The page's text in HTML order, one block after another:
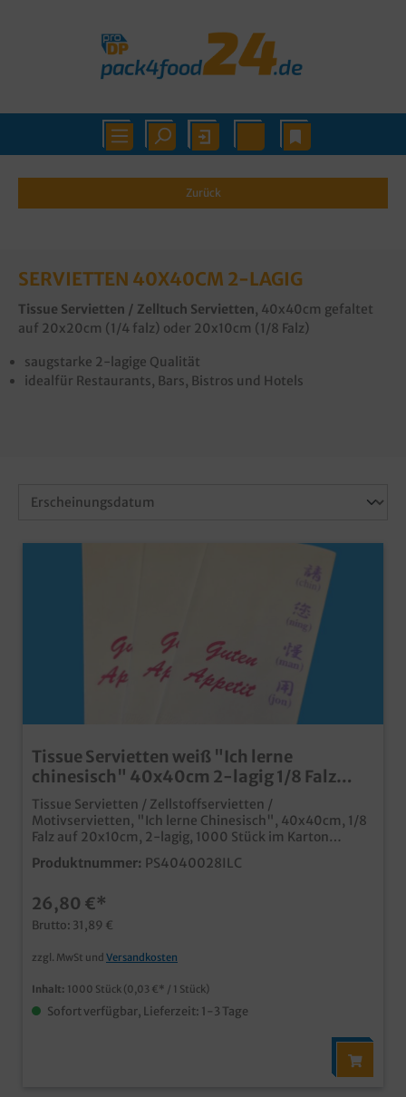
Zurück
SERVIETTEN 40X40CM 2-LAGIG
Tissue Servietten / Zelltuch Servietten, 40x40cm gefaltet
auf 20x20cm (1/4 falz) oder 20x10cm (1/8 Falz)
saugstarke 2-lagige Qualität
idealfür Restaurants, Bars, Bistros und Hotels
Tissue Servietten weiß "Ich lerne
chinesisch" 40x40cm 2-lagig 1/8 Falz
1000St
Tissue Servietten / Zellstoffservietten /
Motivservietten, "Ich lerne Chinesisch", 40x40cm, 1/8
Falz auf 20x10cm, 2-lagig, 1000 Stück im Karton
(8x125)qualitative Servietten aus saugfähigem
Zellstoffangenehm weiches Mundgefühlmit modernem
Imbissbetriebeim praktischen Großverbraucherkarton
mit 8x125 Servietten
Produktnummer: PS4040028ILC
26,80 €*
Brutto: 31,89 €
zzgl. MwSt und Versandkosten
Inhalt: 1000 Stück (0,03 €* / 1 Stück)
Sofort verfügbar, Lieferzeit: 1-3 Tage